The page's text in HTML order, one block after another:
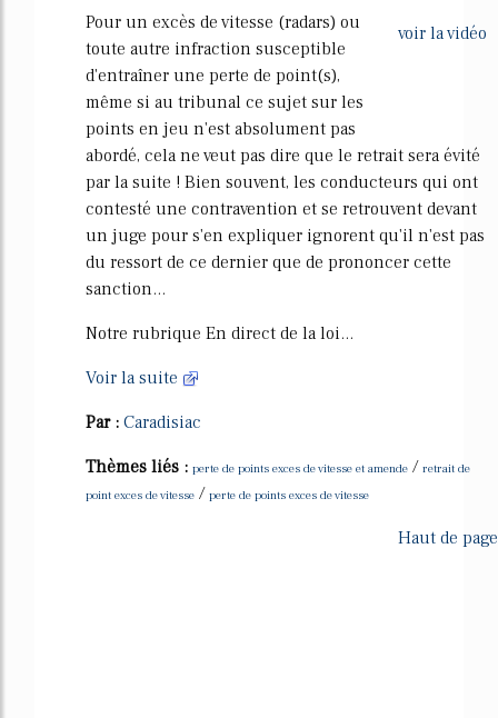
voir la vidéo
Pour un excès de vitesse (radars) ou
toute autre infraction susceptible
d'entraîner une perte de point(s),
même si au tribunal ce sujet sur les
points en jeu n'est absolument pas
abordé, cela ne veut pas dire que le retrait sera évité
par la suite ! Bien souvent, les conducteurs qui ont
contesté une contravention et se retrouvent devant
un juge pour s'en expliquer ignorent qu'il n'est pas
du ressort de ce dernier que de prononcer cette
sanction...
Notre rubrique En direct de la loi...
Voir la suite
Par : Caradisiac
Thèmes liés : perte de points exces de vitesse et amende / retrait de
point exces de vitesse / perte de points exces de vitesse
Haut de page